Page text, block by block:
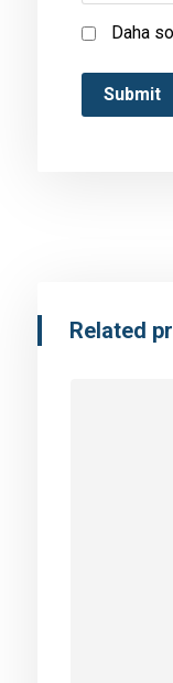
Daha
Related